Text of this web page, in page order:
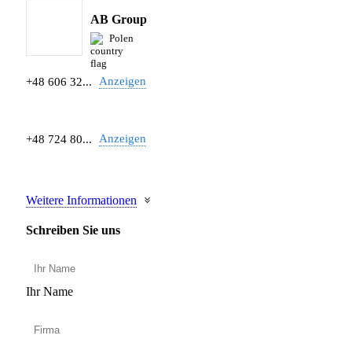
AB Group
Polen
+48 606 32... Anzeigen
+48 724 80... Anzeigen
Weitere Informationen
Schreiben Sie uns
Ihr Name